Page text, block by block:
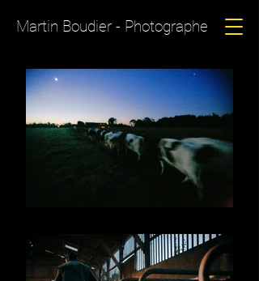
Martin Boudier - Photographe